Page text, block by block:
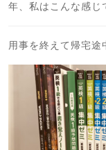
年、私はこんな感
用事を終えて帰宅途